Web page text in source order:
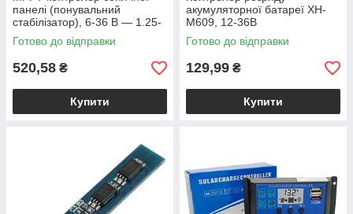
панелі (понувальний
стабілізатор), 6-36 В — 1.25-
32В, 5 А
Готово до відправки
520,58 ₴
Купити
акумуляторної батареї XH-
M609, 12-36В
Готово до відправки
129,99 ₴
Купити